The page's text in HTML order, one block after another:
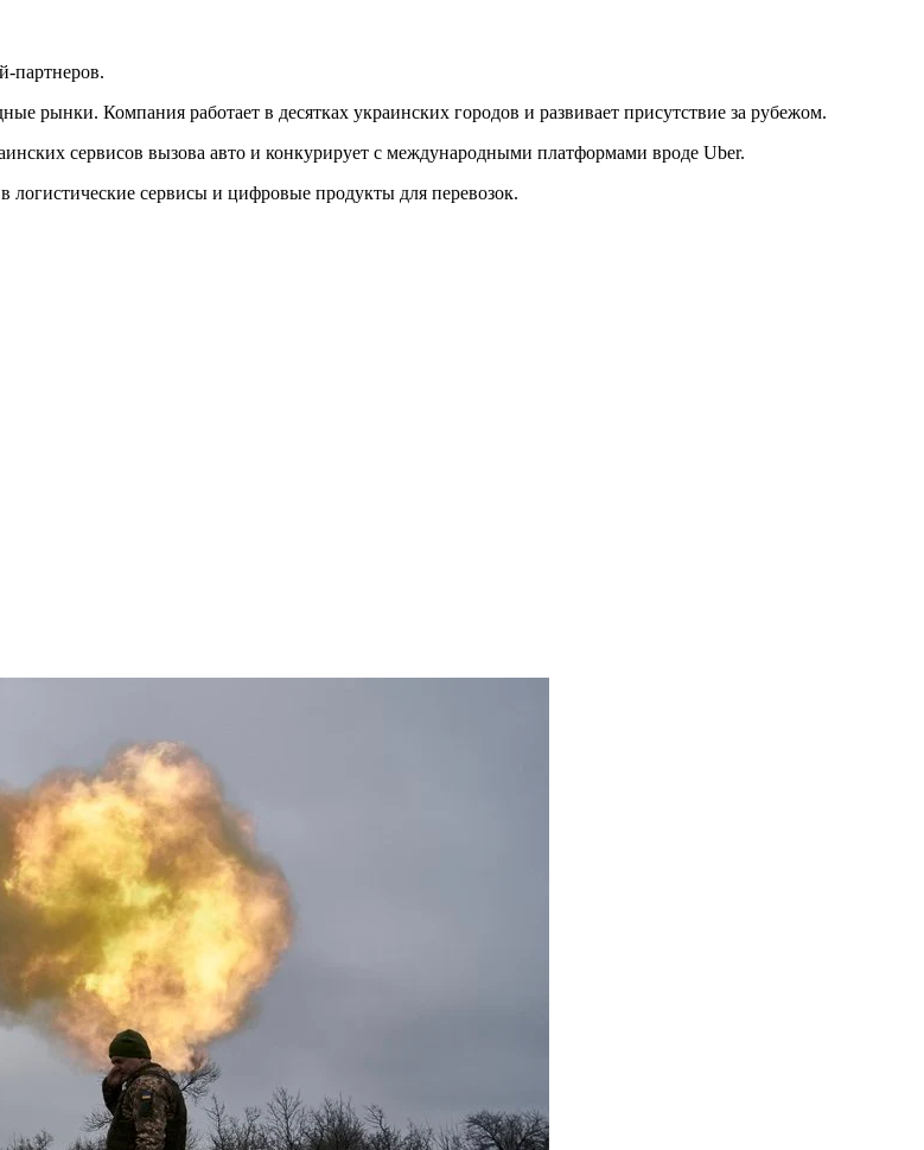
партнеров.
рынки. Компания работает в десятках украинских городов и развивает присутствие за рубежом.
сервисов вызова авто и конкурирует с международными платформами вроде Uber.
логистические сервисы и цифровые продукты для перевозок.